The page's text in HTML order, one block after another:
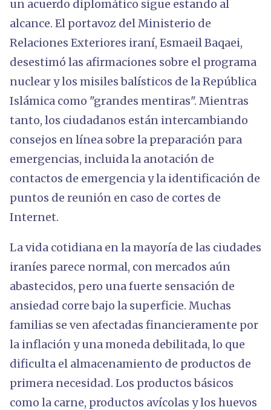
un acuerdo diplomático sigue estando al
alcance. El portavoz del Ministerio de
Relaciones Exteriores iraní, Esmaeil Baqaei,
desestimó las afirmaciones sobre el programa
nuclear y los misiles balísticos de la República
Islámica como "grandes mentiras". Mientras
tanto, los ciudadanos están intercambiando
consejos en línea sobre la preparación para
emergencias, incluida la anotación de
contactos de emergencia y la identificación de
puntos de reunión en caso de cortes de
Internet.
La vida cotidiana en la mayoría de las ciudades
iraníes parece normal, con mercados aún
abastecidos, pero una fuerte sensación de
ansiedad corre bajo la superficie. Muchas
familias se ven afectadas financieramente por
la inflación y una moneda debilitada, lo que
dificulta el almacenamiento de productos de
primera necesidad. Los productos básicos
como la carne, productos avícolas y los huevos